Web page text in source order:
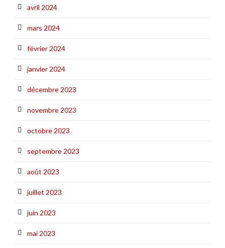
avril 2024
mars 2024
février 2024
janvier 2024
décembre 2023
novembre 2023
octobre 2023
septembre 2023
août 2023
juillet 2023
juin 2023
mai 2023